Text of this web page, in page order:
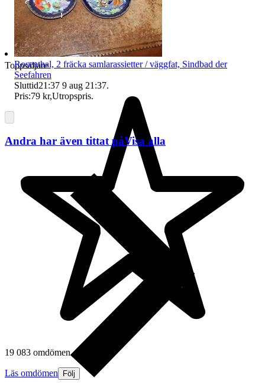
Toppsäljare
19 083 omdömen
Läs omdömen Följ
Rosenthal, 2 fräcka samlarassietter / väggfat, Sindbad der
Seefahren
Sluttid21:37 9 aug 21:37.
Pris:79 kr,Utropspris.
Andra har även tittat påVisa alla